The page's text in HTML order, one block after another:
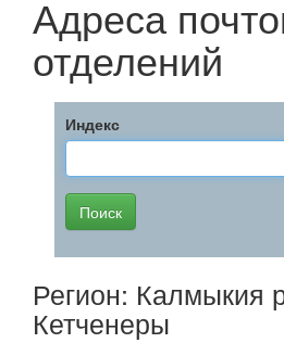
Адреса
отделений
Индекс
Регион: Калмыкия
Кетченеры